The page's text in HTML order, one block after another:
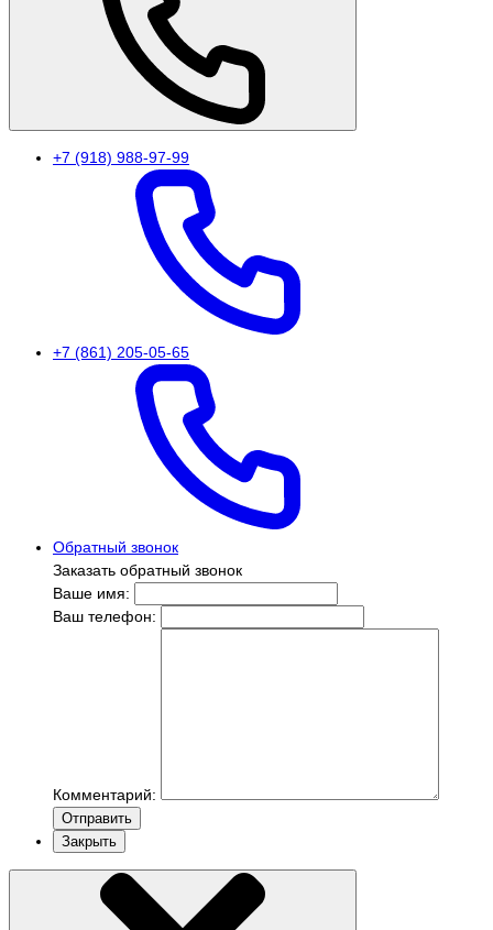
+7 (918) 988-97-99
+7 (861) 205-05-65
Обратный звонок
Заказать обратный звонок
Ваше имя:
Ваш телефон:
Комментарий:
Отправить
Закрыть